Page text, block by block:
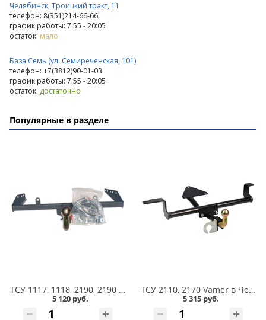
Челябинск, Троицкий тракт, 11
телефон: 8(351)214-66-66
график работы: 7:55 - 20:05
остаток: мало
База Семь (ул. Семиреченская, 101)
телефон: +7(3812)90-01-03
график работы: 7:55 - 20:05
остаток: достаточно
Популярные в разделе
ТСУ 1117, 1118, 2190, 2190 FL, 2194 FL, Datsun on-DO Vamer в Челябинске
5 120 руб.
ТСУ 2110, 2170 Vamer в Челябинске
5 315 руб.